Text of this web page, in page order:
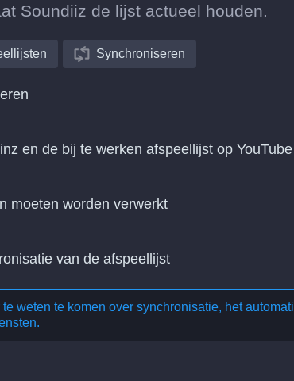
Soundiiz de lijst actueel houden.
Synchroniseren
en de bij te werken afspeellijst op
moeten worden verwerkt
van de afspeellijst
weten te komen over synchronisatie, het
.